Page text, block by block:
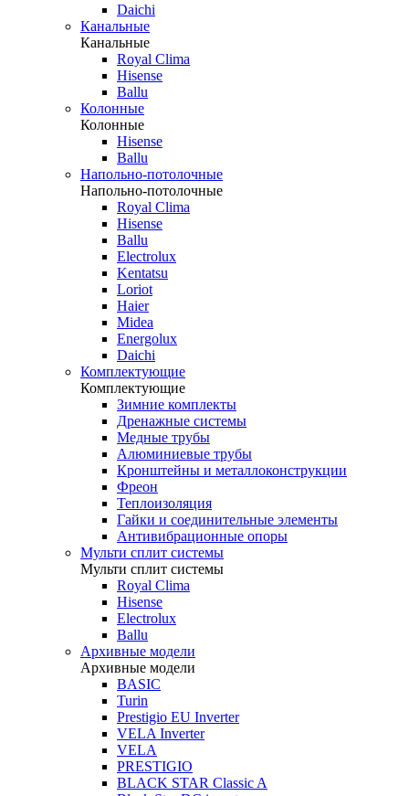
Daichi
Канальные
Канальные
Royal Clima
Hisense
Ballu
Колонные
Колонные
Hisense
Ballu
Напольно-потолочные
Напольно-потолочные
Royal Clima
Hisense
Ballu
Electrolux
Kentatsu
Loriot
Haier
Midea
Energolux
Daichi
Комплектующие
Комплектующие
Зимние комплекты
Дренажные системы
Медные трубы
Алюминиевые трубы
Кронштейны и металлоконструкции
Фреон
Теплоизоляция
Гайки и соединительные элементы
Антивибрационные опоры
Мульти сплит системы
Мульти сплит системы
Royal Clima
Hisense
Electrolux
Ballu
Архивные модели
Архивные модели
BASIC
Turin
Prestigio EU Inverter
VELA Inverter
VELA
PRESTIGIO
BLACK STAR Classic A